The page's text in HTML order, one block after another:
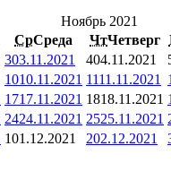
Ноябрь 2021
СрСреда ЧтЧетверг
303.11.2021 404.11.2021
1010.11.2021 1111.11.2021
1717.11.2021 1818.11.2021
2424.11.2021 2525.11.2021
101.12.2021 202.12.2021